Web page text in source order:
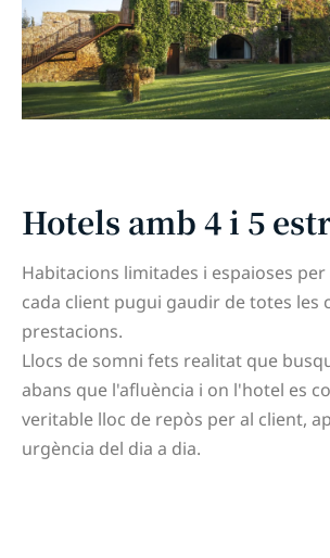
Hotels amb 4 i 5
Habitacions limitades i espaioses
cada client pugui gaudir de totes les
prestacions.
Llocs de somni fets realitat que
abans que l'afluència i on l'hotel es
veritable lloc de repòs per al client,
urgència del dia a dia.